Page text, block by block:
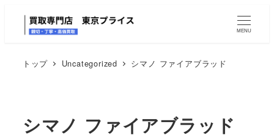
MENU
トップ Uncategorized シマノ ファイアブラッド
シマノ ファイアブラッド